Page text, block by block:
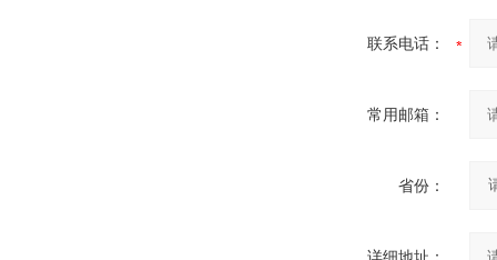
联系电话：
常用邮箱：
省份：